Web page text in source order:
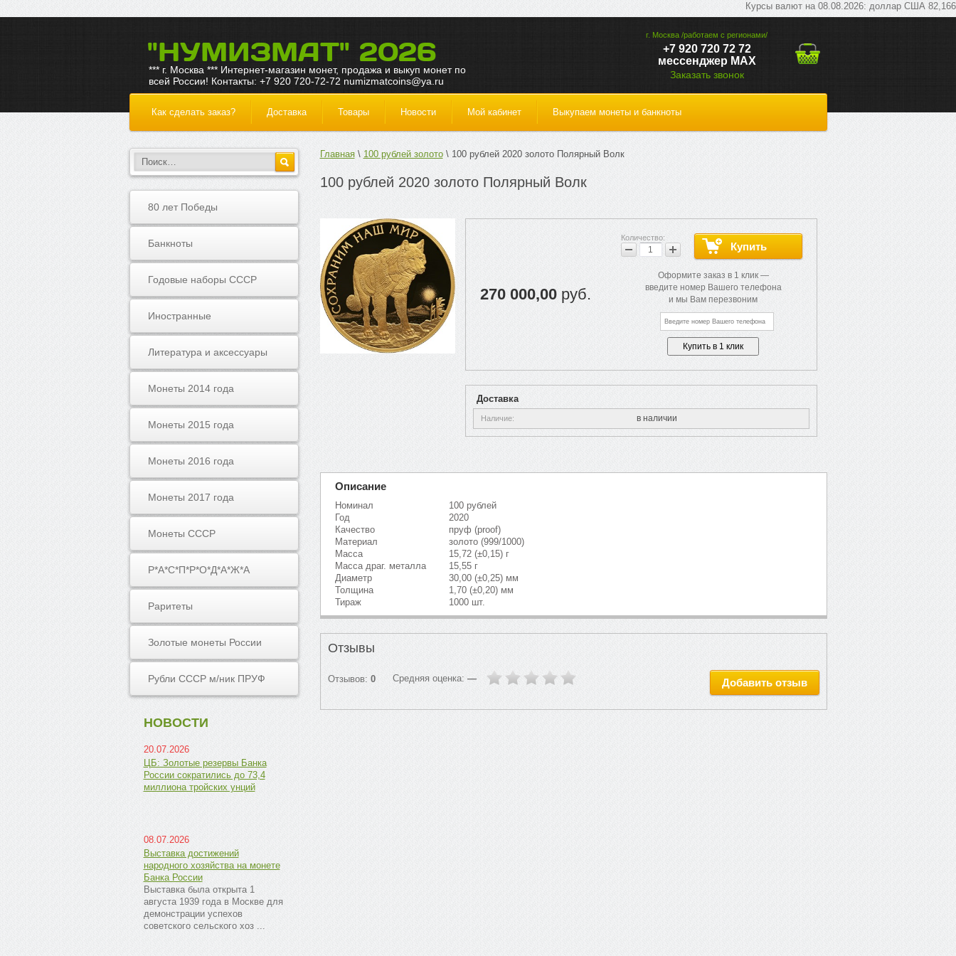
Курсы валют на 08.08.2026: доллар США 82,1665
"НУМИЗМАТ" 2026
*** г. Москва *** Интернет-магазин монет, продажа и выкуп монет по
всей России! Контакты: +7 920 720-72-72 numizmatcoins@ya.ru
г. Москва /работаем с регионами/
+7 920 720 72 72
мессенджер МАХ
Заказать звонок
Как сделать заказ? Доставка Товары Новости Мой кабинет Выкупаем монеты и банкноты
80 лет Победы
Банкноты
Годовые наборы СССР
Иностранные
Литература и аксессуары
Монеты 2014 года
Монеты 2015 года
Монеты 2016 года
Монеты 2017 года
Монеты СССР
Р*А*С*П*Р*О*Д*А*Ж*А
Раритеты
Золотые монеты России
Рубли СССР м/ник ПРУФ
НОВОСТИ
20.07.2026
ЦБ: Золотые резервы Банка
России сократились до 73,4
миллиона тройских унций
08.07.2026
Выставка достижений
народного хозяйства на монете
Банка России
Выставка была открыта 1
августа 1939 года в Москве для
демонстрации успехов
советского сельского хоз ...
Главная 100 рублей золото 100 рублей 2020 золото Полярный Волк
100 рублей 2020 золото Полярный Волк
270 000,00 руб.
Оформите заказ в 1 клик —
введите номер Вашего телефона
и мы Вам перезвоним
Доставка
Наличие в наличии
Описание
Номинал
100 рублей
Год
2020
Качество
пруф (proof)
Материал
золото (999/1000)
Масса
15,72 (±0,15) г
Масса драг. металла
15,55 г
Диаметр
30,00 (±0,25) мм
Толщина
1,70 (±0,20) мм
Тираж
1000 шт.
Отзывы
Отзывов: 0 Средняя оценка: — Добавить отзыв